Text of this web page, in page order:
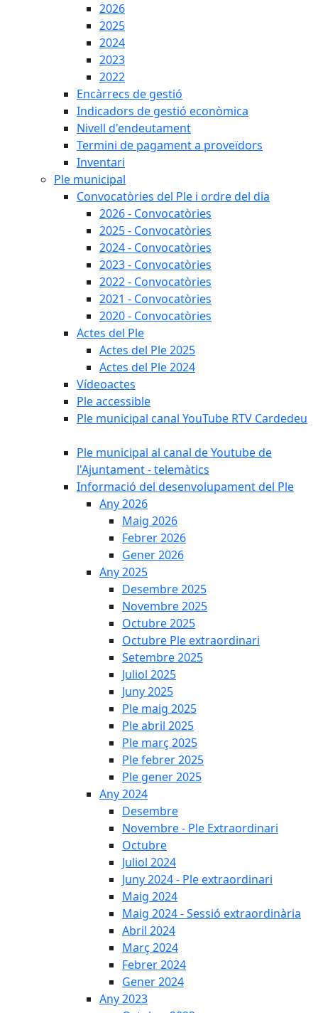
2026
2025
2024
2023
2022
Encàrrecs de gestió
Indicadors de gestió econòmica
Nivell d'endeutament
Termini de pagament a proveïdors
Inventari
Ple municipal
Convocatòries del Ple i ordre del dia
2026 - Convocatòries
2025 - Convocatòries
2024 - Convocatòries
2023 - Convocatòries
2022 - Convocatòries
2021 - Convocatòries
2020 - Convocatòries
Actes del Ple
Actes del Ple 2025
Actes del Ple 2024
Vídeoactes
Ple accessible
Ple municipal canal YouTube RTV Cardedeu
Ple municipal al canal de Youtube de
l'Ajuntament - telemàtics
Informació del desenvolupament del Ple
Any 2026
Maig 2026
Febrer 2026
Gener 2026
Any 2025
Desembre 2025
Novembre 2025
Octubre 2025
Octubre Ple extraordinari
Setembre 2025
Juliol 2025
Juny 2025
Ple maig 2025
Ple abril 2025
Ple març 2025
Ple febrer 2025
Ple gener 2025
Any 2024
Desembre
Novembre - Ple Extraordinari
Octubre
Juliol 2024
Juny 2024 - Ple extraordinari
Maig 2024
Maig 2024 - Sessió extraordinària
Abril 2024
Març 2024
Febrer 2024
Gener 2024
Any 2023